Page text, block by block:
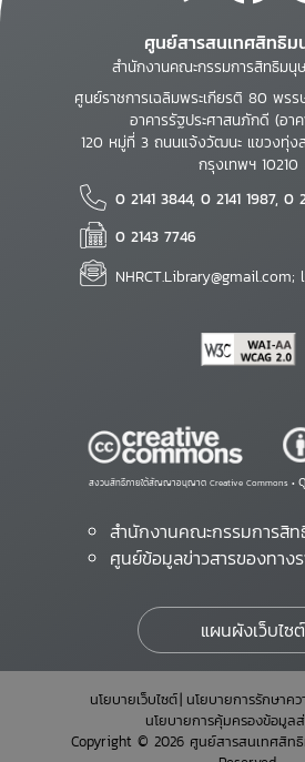
ศูนย์สารสนเทศสิทธิ
สำนักงานคณะกรรมการสิทธิมนุ
ศูนย์ราชการเฉลิมพระเกียรติ 80 พร
อาคารรัฐประศาสนภักดี (อา
120 หมู่ที่ 3 ถนนแจ้งวัฒนะ แขวงทุ่ง
กรุงเทพฯ 10210
0 2141 3844, 0 2141 1987, 0
0 2143 7746
NHRCT.Library@gmail.com;
สงวนสิทธิ์ภายใต้สัญญาอนุญาต Creative Commons •
สำนักงานคณะกรรมการสิ
ศูนย์ข้อมูลข่าวสารของทาง
แผนผังเว็บไซต์
นโยบายเว็บไซต์ นโยบายการรักษาค
นโยบายการคุ้มครองข้อมูล
Copyright © 2026 ศูนย์สารสนเทศสิทธิ